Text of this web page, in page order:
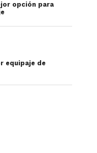
opción para
equipaje de